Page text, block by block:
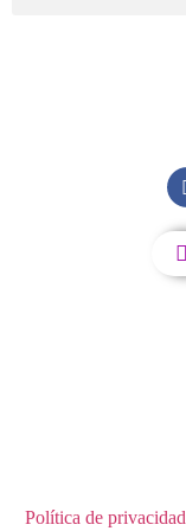
Política de privacidad